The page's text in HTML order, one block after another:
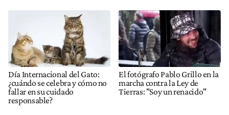
Día Internacional del Gato:
¿cuándo se celebra y cómo no
fallar en su cuidado
responsable?
El fotógrafo Pablo Grillo en la
marcha contra la Ley de
Tierras: "Soy un renacido"